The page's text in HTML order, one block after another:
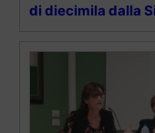
di diecimila dalla